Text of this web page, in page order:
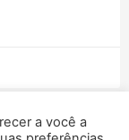
a você a